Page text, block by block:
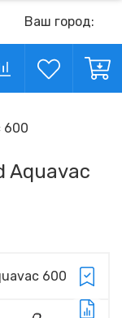
Ваш город:
600
Aquavac